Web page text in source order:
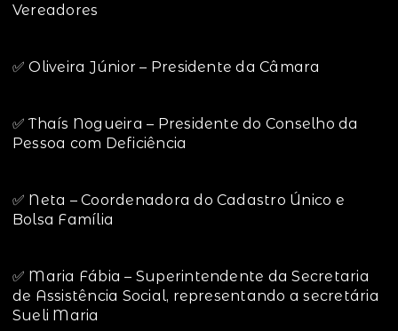
Vereadores
✅ Oliveira Júnior – Presidente da Câmara
✅ Thaís Nogueira – Presidente do Conselho da
Pessoa com Deficiência
✅ Neta – Coordenadora do Cadastro Único e
Bolsa Família
✅ Maria Fábia – Superintendente da Secretaria
de Assistência Social, representando a secretária
Sueli Maria